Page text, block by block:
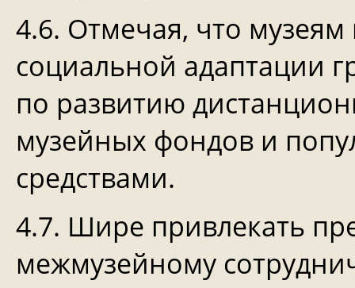
4.6. Отмечая, что
социальной адаптации
по развитию
музейных фондов и
средствами.
4.7. Шире привлекать
межмузейному